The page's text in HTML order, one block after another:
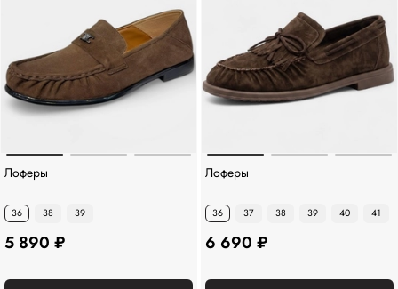
Лоферы
36 38 39
5 890 ₽
Лоферы
36 37 38 39 40 41
6 690 ₽